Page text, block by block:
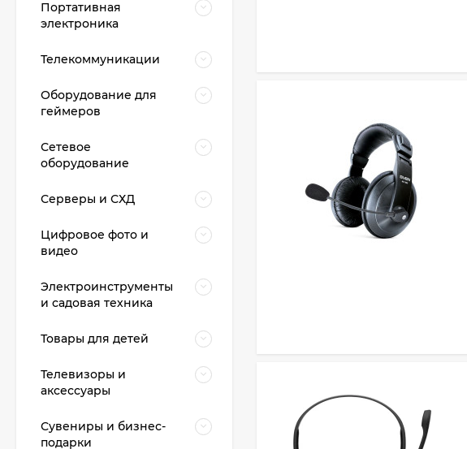
Портативная
электроника
Телекоммуникации
Оборудование для
геймеров
Сетевое
оборудование
Серверы и СХД
Цифровое фото и
видео
Электроинструменты
и садовая техника
Товары для детей
Телевизоры и
аксессуары
Сувениры и бизнес-
подарки